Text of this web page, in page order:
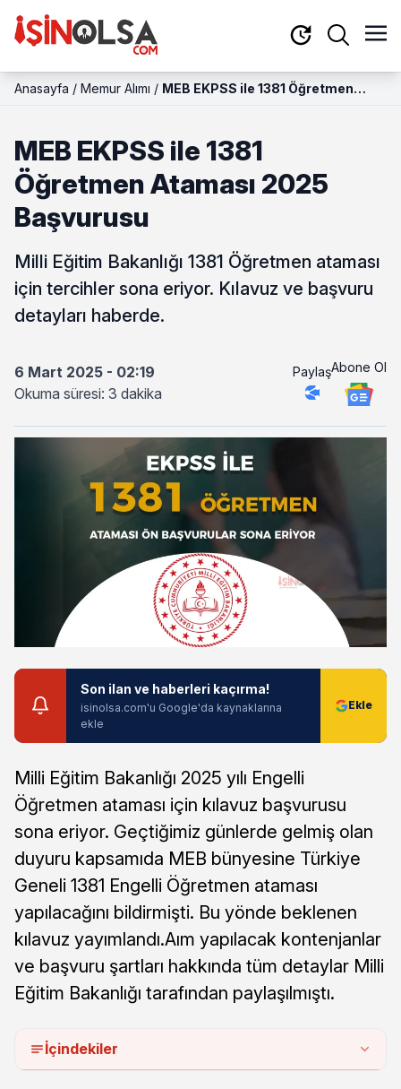
Anasayfa / Memur Alımı / MEB EKPSS ile 1381 Öğretmen
MEB EKPSS ile 1381
Öğretmen Ataması 2025
Başvurusu
Milli Eğitim Bakanlığı 1381 Öğretmen ataması
için tercihler sona eriyor. Kılavuz ve başvuru
detayları haberde.
6 Mart 2025 - 02:19
Okuma süresi: 3 dakika
PaylaşAbone Ol
Son ilan ve haberleri kaçırma!
isinolsa.com'u Google'da kaynaklarına
ekle
Milli Eğitim Bakanlığı 2025 yılı Engelli
Öğretmen ataması için kılavuz başvurusu
sona eriyor. Geçtiğimiz günlerde gelmiş olan
duyuru kapsamıda MEB bünyesine Türkiye
Geneli 1381 Engelli Öğretmen ataması
yapılacağını bildirmişti. Bu yönde beklenen
kılavuz yayımlandı.Aım yapılacak kontenjanlar
ve başvuru şartları hakkında tüm detaylar Milli
Eğitim Bakanlığı tarafından paylaşılmıştı.
İçindekiler